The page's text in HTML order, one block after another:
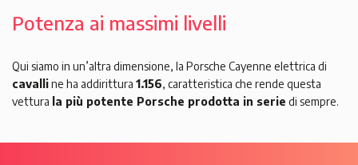
Potenza ai massimi livelli
Qui siamo in un’altra dimensione, la Porsche Cayenne elettrica di
cavalline ha addirittura 1.156, caratteristica che rende questa
vettura la più potente Porsche prodotta in serie di sempre.